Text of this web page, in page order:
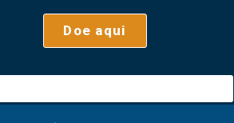
Doe aqui